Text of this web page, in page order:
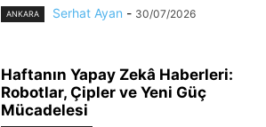
ANKARA Serhat Ayan - 30/07/2026
Haftanın Yapay Zekâ Haberleri:
Robotlar, Çipler ve Yeni Güç
Mücadelesi